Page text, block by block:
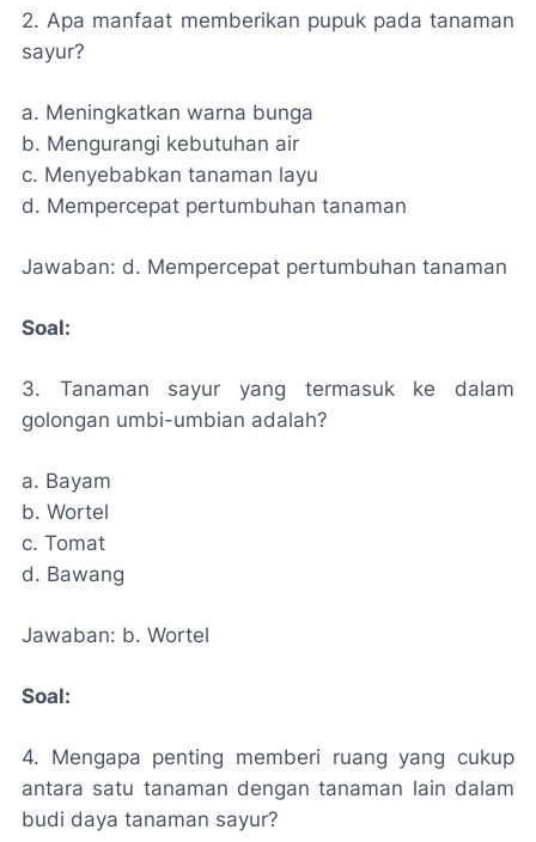
2. Apa manfaat memberikan pupuk pada tanaman
sayur?
a. Meningkatkan warna bunga
b. Mengurangi kebutuhan air
c. Menyebabkan tanaman layu
d. Mempercepat pertumbuhan tanaman
Jawaban: d. Mempercepat pertumbuhan tanaman
Soal:
3. Tanaman sayur yang termasuk ke dalam
golongan umbi-umbian adalah?
a. Bayam
b. Wortel
c. Tomat
d. Bawang
Jawaban: b. Wortel
Soal:
4. Mengapa penting memberi ruang yang cukup
antara satu tanaman dengan tanaman lain dalam
budi daya tanaman sayur?